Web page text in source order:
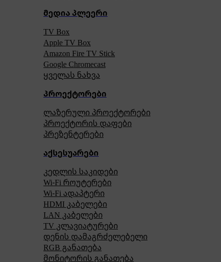
მედია პლეერი
TV Box
Apple TV Box
Amazon Fire TV Stick
Google Chromecast
ყველას ნახვა
პროექტორები
ლაზერული პროექტორები
პროექტორის დაფები
პრეზენტერები
აქსესუარები
კედლის საკიდები
Wi-Fi როუტერები
Wi-Fi ადაპტერი
HDMI კაბელები
LAN კაბელები
TV კლავიატურები
დენის დამაგრძელებელი
RGB განათება
მონიტორის განათება